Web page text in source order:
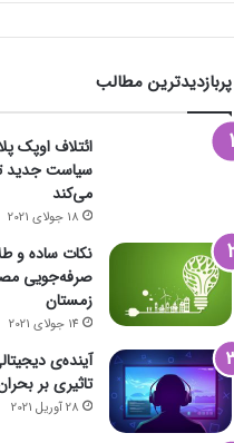
پربازدیدترین مطالب
ائتلاف اوپک
سیاست جدید
می‌کند
18 جولای 2021
نکات ساده و
صرفه‌جویی
زمستان
14 جولای 2021
آینده‌ی
تاثیری بر
28 آوریل 2021